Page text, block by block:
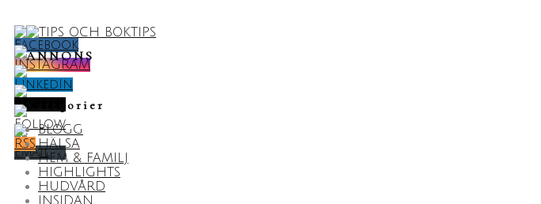
ANNONS
Kategorier
BLOGG
HÄLSA
HEM & FAMILJ
HIGHLIGHTS
HUDVÅRD
INSIDAN